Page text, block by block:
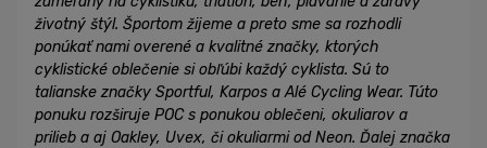
životný štýl. Športom žijeme a preto sme sa rozhodli
ponúkať nami overené a kvalitné značky, ktorých
cyklistické oblečenie si obľúbi každý cyklista. Sú to
talianske značky Sportful, Karpos a Alé Cycling Wear. Túto
ponuku rozširuje POC s ponukou oblečeni, okuliarov a
prilieb a aj Oakley, Uvex, či okuliarmi od Neon. Ďalej značka